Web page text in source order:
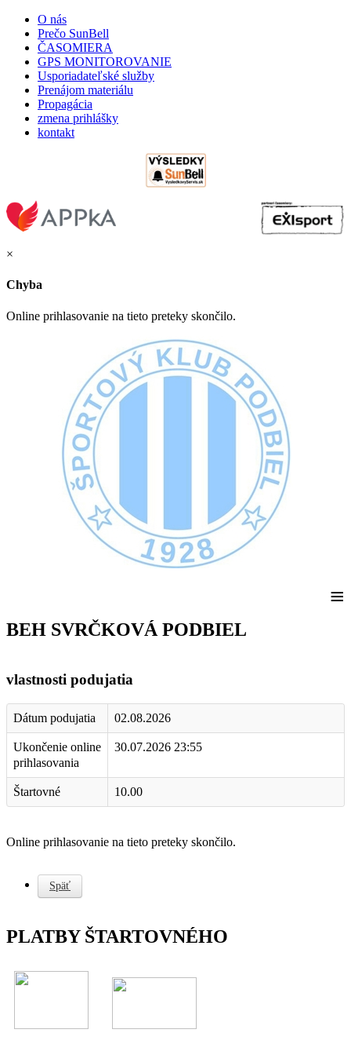
O nás
Prečo SunBell
ČASOMIERA
GPS MONITOROVANIE
Usporiadateľské služby
Prenájom materiálu
Propagácia
zmena prihlášky
kontakt
×
Chyba
Online prihlasovanie na tieto preteky skončilo.
≡
BEH SVRČKOVÁ PODBIEL
vlastnosti podujatia
Dátum podujatia 02.08.2026
Ukončenie online
prihlasovania
30.07.2026 23:55
Štartovné 10.00
Online prihlasovanie na tieto preteky skončilo.
Späť
PLATBY ŠTARTOVNÉHO